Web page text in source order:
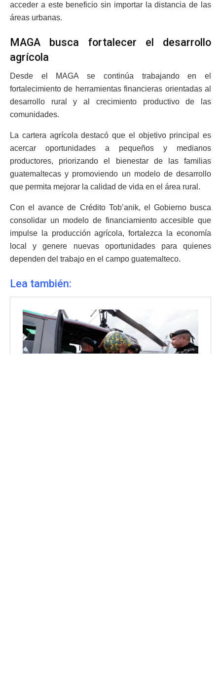
acceder a este beneficio sin importar la distancia de las
áreas urbanas.
MAGA busca fortalecer el desarrollo
agrícola
Desde el MAGA se continúa trabajando en el
fortalecimiento de herramientas financieras orientadas al
desarrollo rural y al crecimiento productivo de las
comunidades.
La cartera agrícola destacó que el objetivo principal es
acercar oportunidades a pequeños y medianos
productores, priorizando el bienestar de las familias
guatemaltecas y promoviendo un modelo de desarrollo
que permita mejorar la calidad de vida en el área rural.
Con el avance de Crédito Tob’anik, el Gobierno busca
consolidar un modelo de financiamiento accesible que
impulse la producción agrícola, fortalezca la economía
local y genere nuevas oportunidades para quienes
dependen del trabajo en el campo guatemalteco.
Lea también: